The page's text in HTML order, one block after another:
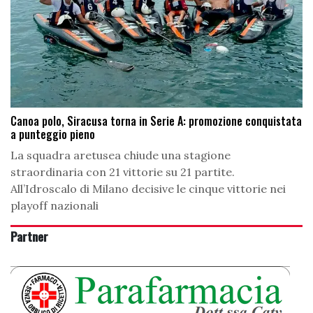
Canoa polo, Siracusa torna in Serie A: promozione conquistata
a punteggio pieno
La squadra aretusea chiude una stagione
straordinaria con 21 vittorie su 21 partite.
All’Idroscalo di Milano decisive le cinque vittorie nei
playoff nazionali
Partner